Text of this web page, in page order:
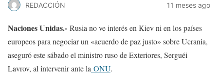
REDACCIÓN 11 meses ago
Naciones Unidas.- Rusia no ve interés en Kiev ni en los países
europeos para negociar un «acuerdo de paz justo» sobre Ucrania,
aseguró este sábado el ministro ruso de Exteriores, Serguéi
Lavrov, al intervenir ante la ONU.